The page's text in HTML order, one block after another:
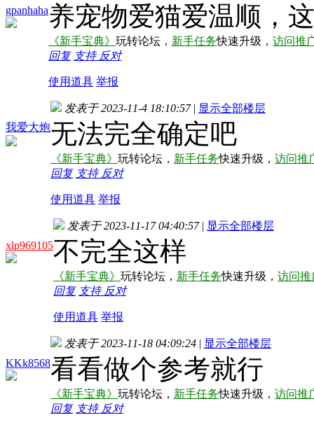
gpanhaha养宠物爱猫爱温顺，
《新手宝典》 玩转论坛， 新手任务快速升级， 访问推
回复 支持 反对
使用道具 举报
我爱大炮
发表于 2023-11-4 18:10:57 | 显示全部楼层
无法完全确定吧
《新手宝典》 玩转论坛， 新手任务快速升级， 访问推
回复 支持 反对
使用道具 举报
xlp969105
发表于 2023-11-17 04:40:57 | 显示全部楼层
不完全这样
《新手宝典》 玩转论坛， 新手任务快速升级， 访问推
回复 支持 反对
使用道具 举报
KKk8568
发表于 2023-11-18 04:09:24 | 显示全部楼层
看看做个参考就行
《新手宝典》 玩转论坛， 新手任务快速升级， 访问推
回复 支持 反对